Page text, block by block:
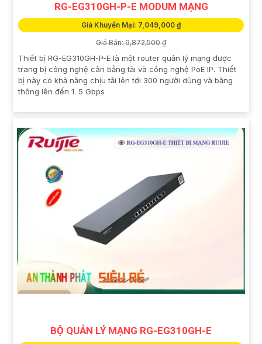
RG-EG310GH-P-E MODUM MẠNG
Giá Khuyến Mại: 7,049,000 ₫
Giá Bán: 9,872,500 ₫
Thiết bị RG-EG310GH-P-E là một router quản lý mạng được
trang bị công nghệ cân bằng tải và công nghệ PoE IP. Thiết
bị này có khả năng chịu tải lên tới 300 người dùng và băng
thông lên đến 1. 5 Gbps
BỘ QUẢN LÝ MẠNG RG-EG310GH-E